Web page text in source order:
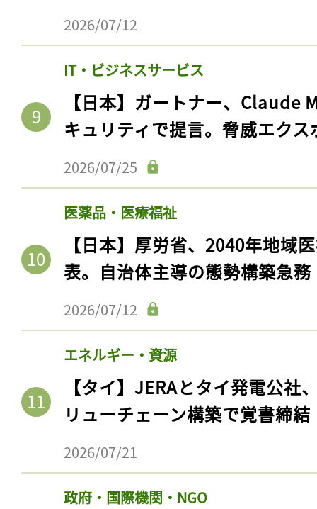
2026/07/12
IT・ビジネスサービス
【日本】ガートナー、Claude
キュリティで提言。脅威エク
2026/07/25
医薬品・医療福祉
【日本】厚労省、2040年地域
表。自治体主導の態勢構築急務
2026/07/12
エネルギー・資源
【タイ】JERAとタイ発電公社
リューチェーン構築で覚書締結
2026/07/21
政府・国際機関・NGO